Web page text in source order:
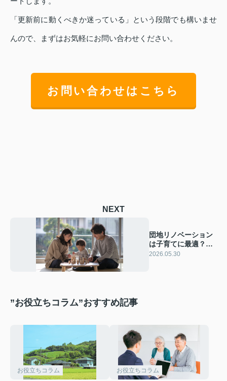
「更新前に動くべきか迷っている」という段階でも構いませ
んので、まずはお気軽にお問い合わせください。
お問い合わせはこちら
NEXT
団地リノベーション
は子育てに最適？フ
ァミリー向け間取り
2026.05.30
”お役立ちコラム”おすすめ記事
お役立ちコラム お役立ちコラム